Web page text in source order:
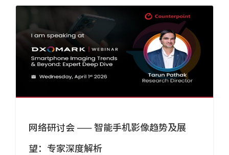
网络研讨会 —— 智能手机影像趋势及展
望：专家深度解析